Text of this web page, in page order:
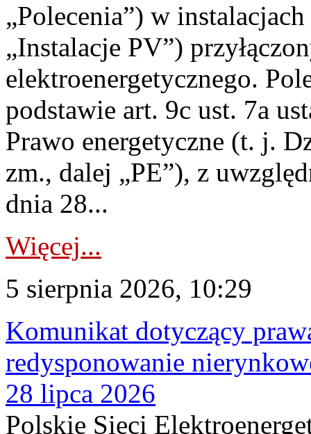
„Polecenia”) w
„Instalacje PV”)
elektroenergetycznego.
podstawie art. 9c ust. 7a
Prawo energetyczne (t. j.
zm., dalej „PE”), z
dnia 28...
Więcej...
5 sierpnia 2026, 10:29
Komunikat dotyczący
redysponowanie
28 lipca 2026
Polskie Sieci